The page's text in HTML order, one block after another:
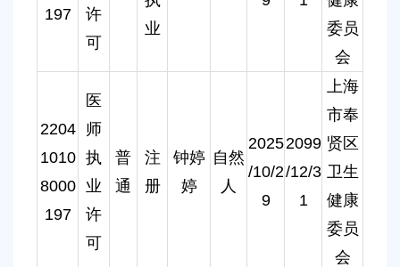
197
许
可
业
委员
会
2204
1010
8000
197
医
师
执
业
许
可
普
通
注
册
钟婷
婷
自然
人
2025
/10/2
9
2099
/12/3
1
上海
市奉
贤区
卫生
健康
委员
会